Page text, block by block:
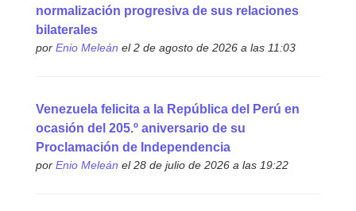
normalización progresiva de sus relaciones
bilaterales
por Enio Meleán el 2 de agosto de 2026 a las 11:03
Venezuela felicita a la República del Perú en
ocasión del 205.º aniversario de su
Proclamación de Independencia
por Enio Meleán el 28 de julio de 2026 a las 19:22